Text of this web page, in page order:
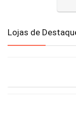
Lojas de